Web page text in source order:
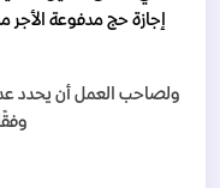
ولصاحب العمل أن يحدد